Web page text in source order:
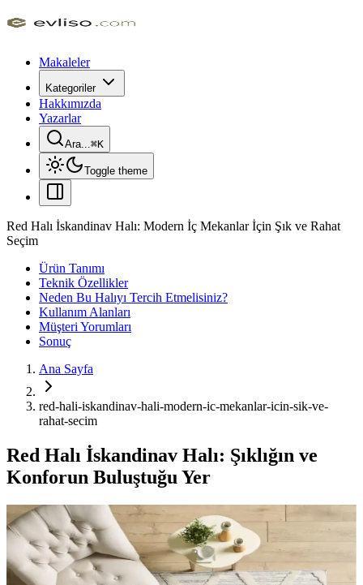
Makaleler
Kategoriler
Hakkımızda
Yazarlar
Ara...⌘K
Toggle theme
Red Halı İskandinav Halı: Modern İç Mekanlar İçin Şık ve Rahat
Seçim
Ürün Tanımı
Teknik Özellikler
Neden Bu Halıyı Tercih Etmelisiniz?
Kullanım Alanları
Müşteri Yorumları
Sonuç
Ana Sayfa
red-hali-iskandinav-hali-modern-ic-mekanlar-icin-sik-ve-
rahat-secim
Red Halı İskandinav Halı: Şıklığın ve
Konforun Buluştuğu Yer